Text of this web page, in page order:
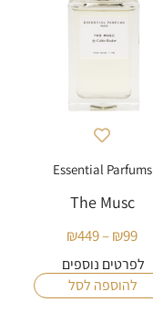
Essential Parfums
The Musc
₪99
–
₪449
מחירים:לפרטים נוספים
להוספה לסל